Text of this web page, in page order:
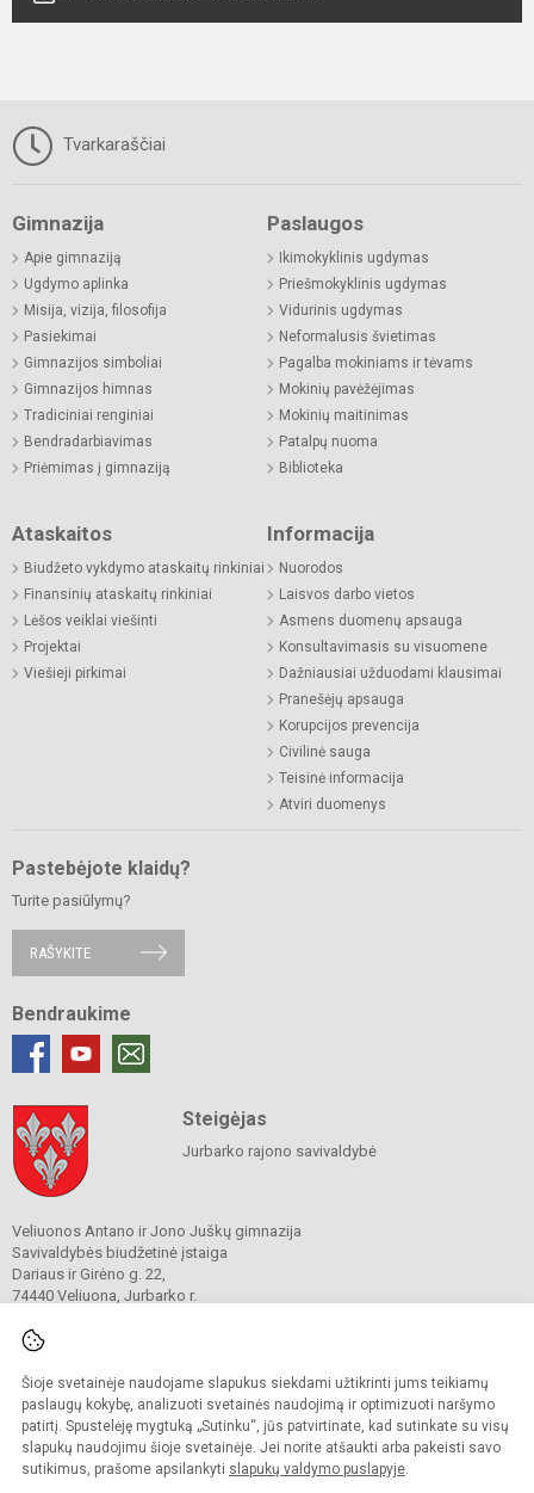
Šioje svetainėje naudojame slapukus siekdami užtikrinti jums teikiamų
paslaugų kokybę, analizuoti svetainės naudojimą ir optimizuoti naršymo
patirtį. Spustelėję mygtuką „Sutinku“, jūs patvirtinate, kad sutinkate su visų
slapukų naudojimu šioje svetainėje. Jei norite atšaukti arba pakeisti savo
sutikimus, prašome apsilankyti slapukų valdymo puslapyje.
Tvarkaraščiai
Gimnazija
Apie gimnaziją
Ugdymo aplinka
Misija, vizija, filosofija
Pasiekimai
Gimnazijos simboliai
Gimnazijos himnas
Tradiciniai renginiai
Bendradarbiavimas
Priėmimas į gimnaziją
Paslaugos
Ikimokyklinis ugdymas
Priešmokyklinis ugdymas
Vidurinis ugdymas
Neformalusis švietimas
Pagalba mokiniams ir tėvams
Mokinių pavėžėjimas
Mokinių maitinimas
Patalpų nuoma
Biblioteka
Ataskaitos
Biudžeto vykdymo ataskaitų rinkiniai
Finansinių ataskaitų rinkiniai
Lėšos veiklai viešinti
Projektai
Viešieji pirkimai
Informacija
Nuorodos
Laisvos darbo vietos
Asmens duomenų apsauga
Konsultavimasis su visuomene
Dažniausiai užduodami klausimai
Pranešėjų apsauga
Korupcijos prevencija
Civilinė sauga
Teisinė informacija
Atviri duomenys
Pastebėjote klaidų?
Turite pasiūlymų?
RAŠYKITE
Bendraukime
Steigėjas
Jurbarko rajono savivaldybė
Veliuonos Antano ir Jono Juškų gimnazija
Savivaldybės biudžetinė įstaiga
Dariaus ir Girėno g. 22,
74440 Veliuona, Jurbarko r.
El. p. info@velg.lt
Juridinių asmenų registre
Įmonės kodas 190919036